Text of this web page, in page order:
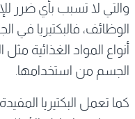
والتي لا تسبب بأي
الوظائف، فالبكتيريا
أنواع المواد الغذائية
الجسم من استخدامها.
كما تعمل البكتيريا